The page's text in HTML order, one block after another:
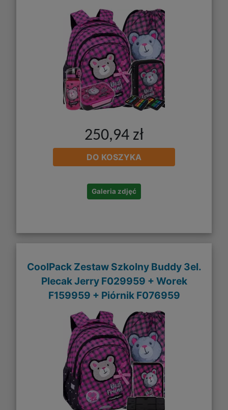
250,94 zł
DO KOSZYKA
Galeria zdjęć
CoolPack Zestaw Szkolny Buddy 3el.
Plecak Jerry F029959 + Worek
F159959 + Piórnik F076959